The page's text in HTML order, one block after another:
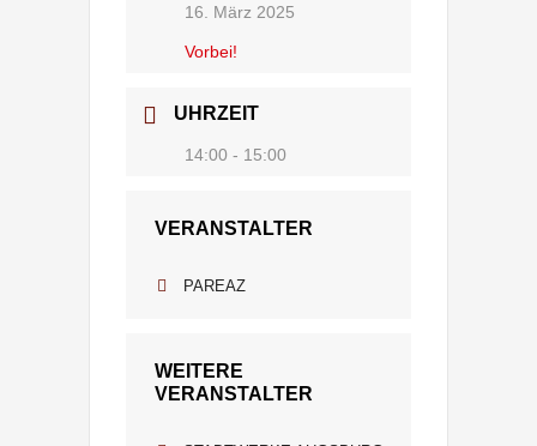
16. März 2025
Vorbei!
UHRZEIT
14:00 - 15:00
VERANSTALTER
PAREAZ
WEITERE
VERANSTALTER